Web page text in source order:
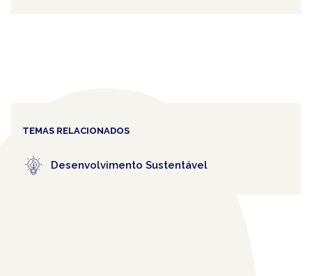
TEMAS RELACIONADOS
Desenvolvimento Sustentável